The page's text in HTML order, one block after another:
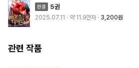
5권
2025.07.11 · 약 11.9만자 3,200원
관련 작품